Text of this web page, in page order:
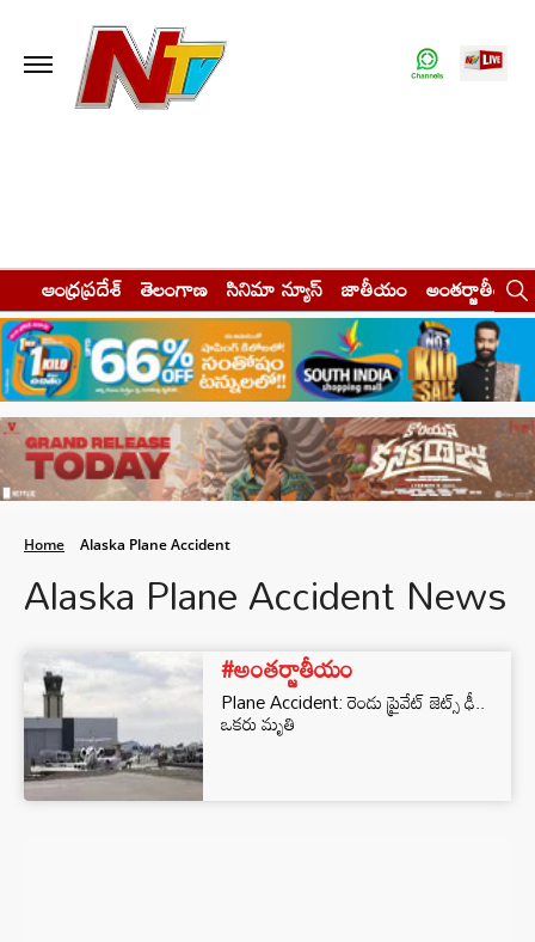
ఆంధ్రప్రదేశ్ తెలంగాణ సినిమా న్యూస్ జాతీయం అంతర్జాతీయం
Home Alaska Plane Accident
Alaska Plane Accident News
#అంతర్జాతీయం
Plane Accident: రెండు ప్రైవేట్ జెట్స్ ఢీ..
ఒకరు మృతి